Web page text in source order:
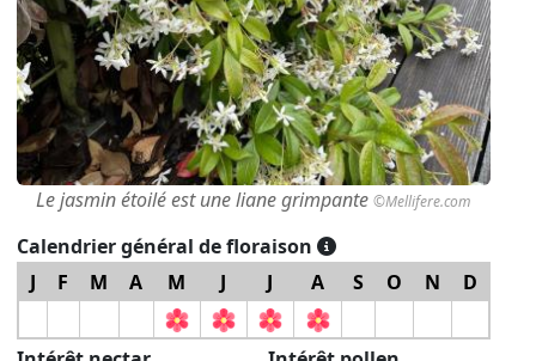
Le jasmin étoilé est une liane grimpante ©Mellifere.com
Calendrier général de floraison
J
F M A M J J A S O N D